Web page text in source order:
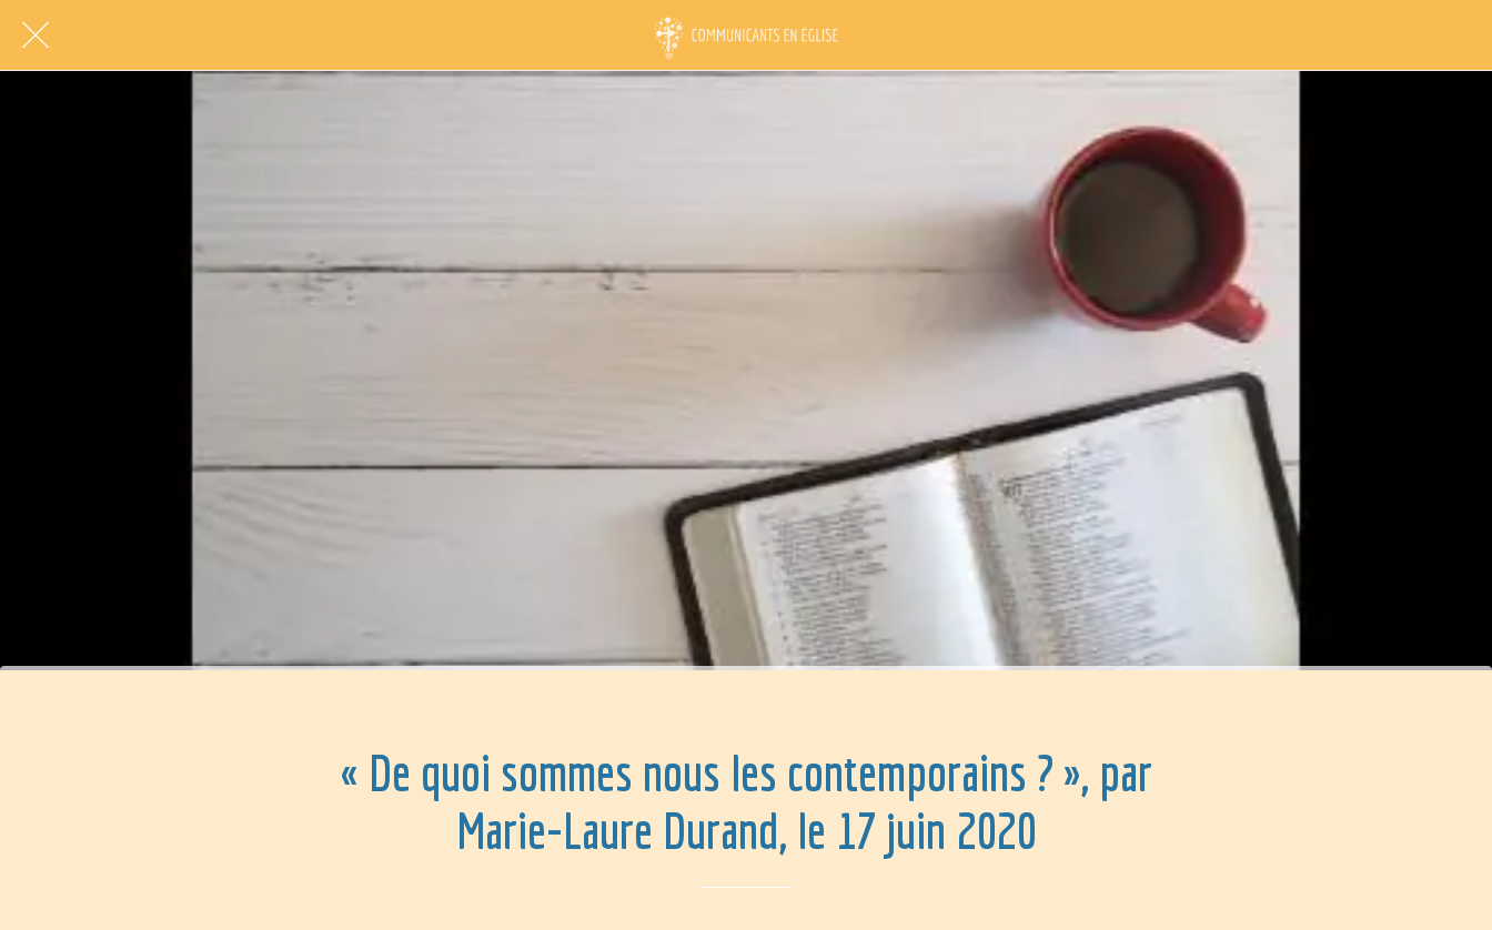
« De quoi sommes nous les contemporains ? », par
Marie-Laure Durand, le 17 juin 2020